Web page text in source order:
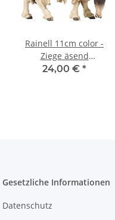
Rainell 11cm color -
Ziege äsend
rechtsschauend -093
24,00 € *
Gesetzliche Informationen
Datenschutz